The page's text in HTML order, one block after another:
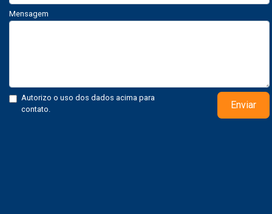
Mensagem
Autorizo o uso dos dados acima para
contato.
Enviar